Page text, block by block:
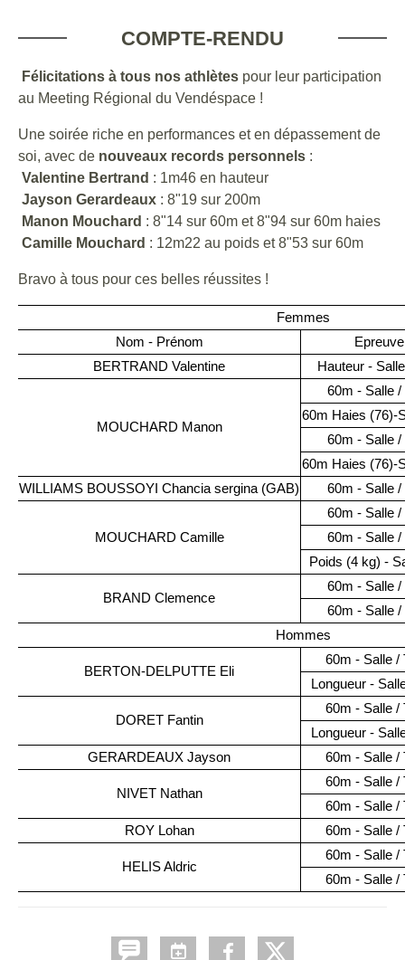
COMPTE-RENDU
Félicitations à tous nos athlètes pour leur participation
au Meeting Régional du Vendéspace !
Une soirée riche en performances et en dépassement de
soi, avec de nouveaux records personnels :
Valentine Bertrand : 1m46 en hauteur
Jayson Gerardeaux : 8"19 sur 200m
Manon Mouchard : 8"14 sur 60m et 8"94 sur 60m haies
Camille Mouchard : 12m22 au poids et 8"53 sur 60m
Bravo à tous pour ces belles réussites !
Femmes
Nom - Prénom
Epreuve
BERTRAND Valentine
Hauteur -
MOUCHARD Manon
60m - Salle /
60m Haies (76)-
60m - Salle /
60m Haies (76)-
WILLIAMS BOUSSOYI Chancia sergina (GAB)
60m - Salle /
MOUCHARD Camille
60m - Salle /
60m - Salle /
Poids (4 kg) -
BRAND Clemence
60m - Salle /
60m - Salle /
Hommes
BERTON-DELPUTTE Eli
60m - Salle /
Longueur -
DORET Fantin
60m - Salle /
Longueur -
GERARDEAUX Jayson
60m - Salle /
NIVET Nathan
60m - Salle /
60m - Salle /
ROY Lohan
60m - Salle /
HELIS Aldric
60m - Salle /
60m - Salle /